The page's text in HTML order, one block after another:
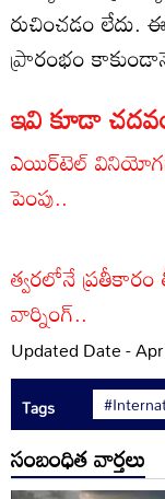
రుచించడం లేదు.
ప్రారంభం
ఇవి కూడా
ఎయిర్‌టెల్
పెంపు..
త్వరలోనే
వార్నింగ్..
Updated Date -
Tags
సంబంధిత వార్తలు